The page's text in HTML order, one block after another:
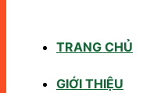
TRANG CHỦ
GIỚI THIỆU